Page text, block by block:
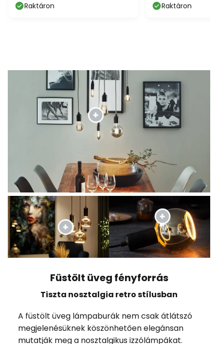
Raktáron Raktáron
Füstölt üveg fényforrás
Tiszta nosztalgia retro stílusban
A füstölt üveg lámpaburák nem csak átlátszó
megjelenésüknek köszönhetően elegánsan
mutatják meg a nosztalgikus izzólámpákat.